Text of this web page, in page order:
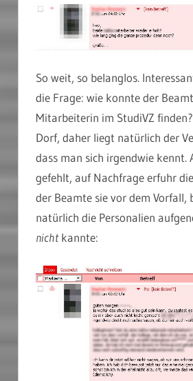
So weit, so belanglos.
die Frage: wie konnte der
Mitarbeiterin im StudiVZ
Dorf, daher liegt natürlich der
dass man sich irgendwie kennt.
gefehlt, auf Nachfrage erfuhr
der Beamte sie vor dem Vorfall,
natürlich die Personalien
nichtkannte: